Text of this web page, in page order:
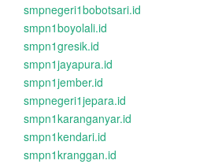
smpnegeri1bobotsari.id
smpn1boyolali.id
smpn1gresik.id
smpn1jayapura.id
smpn1jember.id
smpnegeri1jepara.id
smpn1karanganyar.id
smpn1kendari.id
smpn1kranggan.id